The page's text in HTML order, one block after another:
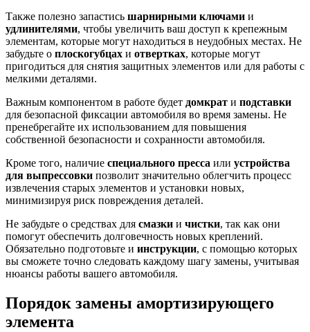
Также полезно запастись шарнирными ключами и
удлинителями, чтобы увеличить ваш доступ к крепежным
элементам, которые могут находиться в неудобных местах. Не
забудьте о плоскогубцах и отвертках, которые могут
пригодиться для снятия защитных элементов или для работы с
мелкими деталями.
Важным компонентом в работе будет домкрат и подставки
для безопасной фиксации автомобиля во время замены. Не
пренебрегайте их использованием для повышения
собственной безопасности и сохранности автомобиля.
Кроме того, наличие специального пресса или устройства
для выпрессовки позволит значительно облегчить процесс
извлечения старых элементов и установки новых,
минимизируя риск повреждения деталей.
Не забудьте о средствах для смазки и чистки, так как они
помогут обеспечить долговечность новых креплений.
Обязательно подготовьте и инструкции, с помощью которых
вы сможете точно следовать каждому шагу замены, учитывая
нюансы работы вашего автомобиля.
Порядок замены амортизирующего
элемента